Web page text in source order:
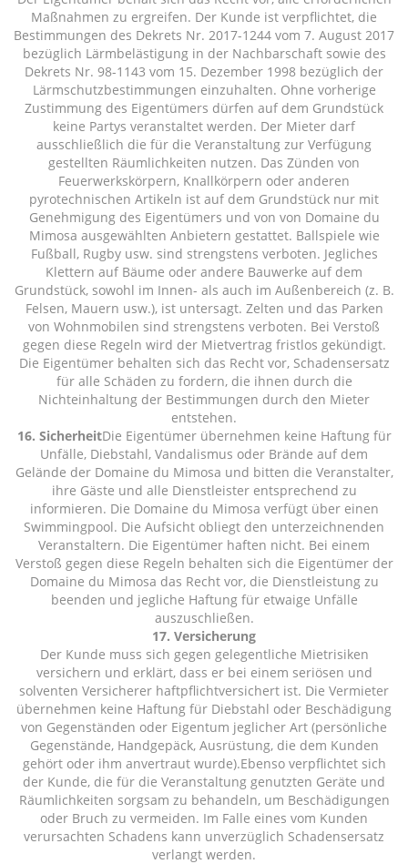
Maßnahmen zu ergreifen. Der Kunde ist verpflichtet, die
Bestimmungen des Dekrets Nr. 2017-1244 vom 7. August 2017
bezüglich Lärmbelästigung in der Nachbarschaft sowie des
Dekrets Nr. 98-1143 vom 15. Dezember 1998 bezüglich der
Lärmschutzbestimmungen einzuhalten. Ohne vorherige
Zustimmung des Eigentümers dürfen auf dem Grundstück
keine Partys veranstaltet werden. Der Mieter darf
ausschließlich die für die Veranstaltung zur Verfügung
gestellten Räumlichkeiten nutzen. Das Zünden von
Feuerwerkskörpern, Knallkörpern oder anderen
pyrotechnischen Artikeln ist auf dem Grundstück nur mit
Genehmigung des Eigentümers und von von Domaine du
Mimosa ausgewählten Anbietern gestattet. Ballspiele wie
Fußball, Rugby usw. sind strengstens verboten. Jegliches
Klettern auf Bäume oder andere Bauwerke auf dem
Grundstück, sowohl im Innen- als auch im Außenbereich (z. B.
Felsen, Mauern usw.), ist untersagt. Zelten und das Parken
von Wohnmobilen sind strengstens verboten. Bei Verstoß
gegen diese Regeln wird der Mietvertrag fristlos gekündigt.
Die Eigentümer behalten sich das Recht vor, Schadensersatz
für alle Schäden zu fordern, die ihnen durch die
Nichteinhaltung der Bestimmungen durch den Mieter
entstehen.
16. SicherheitDie Eigentümer übernehmen keine Haftung für
Unfälle, Diebstahl, Vandalismus oder Brände auf dem
Gelände der Domaine du Mimosa und bitten die Veranstalter,
ihre Gäste und alle Dienstleister entsprechend zu
informieren. Die Domaine du Mimosa verfügt über einen
Swimmingpool. Die Aufsicht obliegt den unterzeichnenden
Veranstaltern. Die Eigentümer haften nicht. Bei einem
Verstoß gegen diese Regeln behalten sich die Eigentümer der
Domaine du Mimosa das Recht vor, die Dienstleistung zu
beenden und jegliche Haftung für etwaige Unfälle
auszuschließen.
17. Versicherung
Der Kunde muss sich gegen gelegentliche Mietrisiken
versichern und erklärt, dass er bei einem seriösen und
solventen Versicherer haftpflichtversichert ist. Die Vermieter
übernehmen keine Haftung für Diebstahl oder Beschädigung
von Gegenständen oder Eigentum jeglicher Art (persönliche
Gegenstände, Handgepäck, Ausrüstung, die dem Kunden
gehört oder ihm anvertraut wurde).Ebenso verpflichtet sich
der Kunde, die für die Veranstaltung genutzten Geräte und
Räumlichkeiten sorgsam zu behandeln, um Beschädigungen
oder Bruch zu vermeiden. Im Falle eines vom Kunden
verursachten Schadens kann unverzüglich Schadensersatz
verlangt werden.